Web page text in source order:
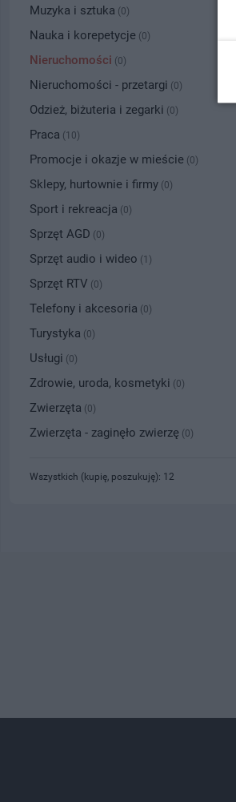
Muzyka i sztuka (0)
Nauka i korepetycje (0)
Nieruchomości (0)
Nieruchomości - przetargi (0)
Odzież, biżuteria i zegarki (0)
Praca (10)
Promocje i okazje w mieście (0)
Sklepy, hurtownie i firmy (0)
Sport i rekreacja (0)
Sprzęt AGD (0)
Sprzęt audio i wideo (1)
Sprzęt RTV (0)
Telefony i akcesoria (0)
Turystyka (0)
Usługi (0)
Zdrowie, uroda, kosmetyki (0)
Zwierzęta (0)
Zwierzęta - zaginęło zwierzę (0)
Wszystkich (kupię, poszukuję): 12